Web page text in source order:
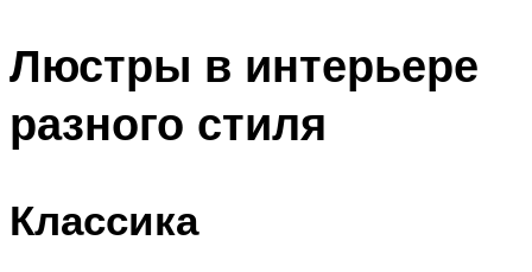
Люстры в интерьере
разного стиля
Классика